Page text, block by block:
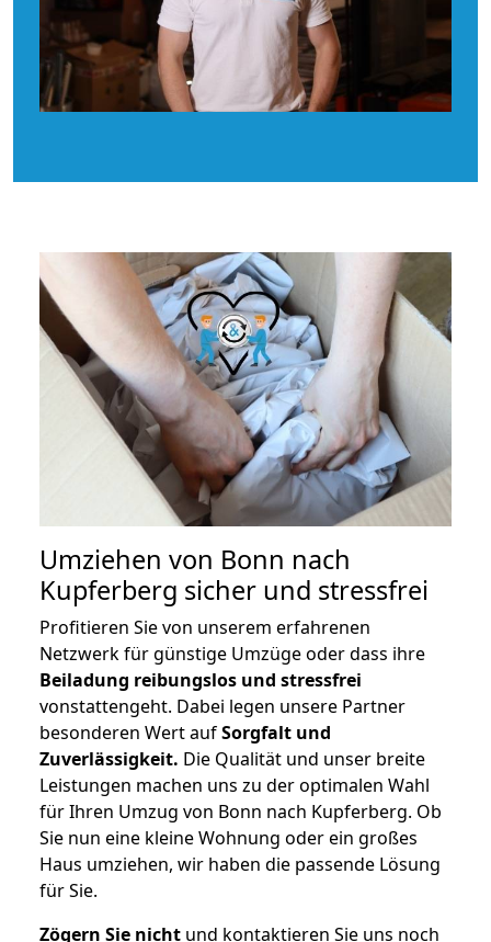
Umziehen von Bonn nach
Kupferberg sicher und stressfrei
Profitieren Sie von unserem erfahrenen
Netzwerk für günstige Umzüge oder dass ihre
Beiladung reibungslos und stressfrei
vonstattengeht. Dabei legen unsere Partner
besonderen Wert aufSorgfalt und
Zuverlässigkeit. Die Qualität und unser breite
Leistungen machen uns zu der optimalen Wahl
für Ihren Umzug von Bonn nach Kupferberg. Ob
Sie nun eine kleine Wohnung oder ein großes
Haus umziehen, wir haben die passende Lösung
für Sie.
Zögern Sie nicht und kontaktieren Sie uns noch